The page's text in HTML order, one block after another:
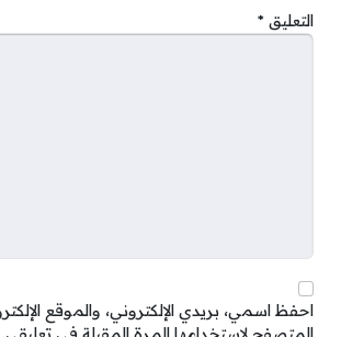
التعليق *
احفظ اسمي، بريدي الإلكتروني، والموقع